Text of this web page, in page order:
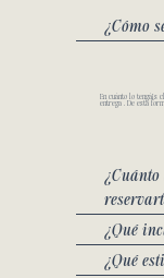
¿Cómo
En cuánto lo tengáis
entrega . De esta
¿Cuánto
¿Qué
¿Qué